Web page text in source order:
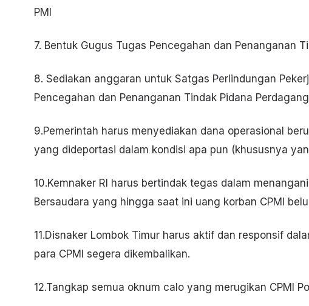
PMI
7. Bentuk Gugus Tugas Pencegahan dan Penanganan
8. Sediakan anggaran untuk Satgas Perlindungan
Pencegahan dan Penanganan Tindak Pidana
9.Pemerintah harus menyediakan dana operasional
yang dideportasi dalam kondisi apa pun (khususnya
10.Kemnaker RI harus bertindak tegas dalam
Bersaudara yang hingga saat ini uang korban CPMI
11.Disnaker Lombok Timur harus aktif dan responsif
para CPMI segera dikembalikan.
12.Tangkap semua oknum calo yang merugikan CPMI